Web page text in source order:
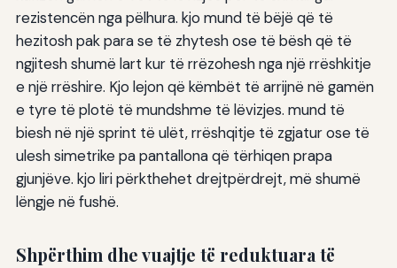
rezistencën nga pëlhura. kjo mund të bëjë që të
hezitosh pak para se të zhytesh ose të bësh që të
ngjitesh shumë lart kur të rrëzohesh nga një rrëshkitje
e një rrëshire. Kjo lejon që këmbët të arrijnë në gamën
e tyre të plotë të mundshme të lëvizjes. mund të
biesh në një sprint të ulët, rrëshqitje të zgjatur ose të
ulesh simetrike pa pantallona që tërhiqen prapa
gjunjëve. kjo liri përkthehet drejtpërdrejt, më shumë
lëngje në fushë.
Shpërthim dhe vuajtje të reduktuara të